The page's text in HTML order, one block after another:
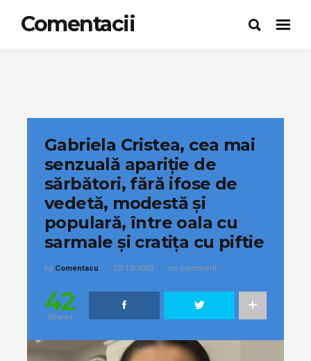
Comentacii
Gabriela Cristea, cea mai
senzuală apariție de
sărbători, fără ifose de
vedetă, modestă și
populară, între oala cu
sarmale și cratița cu piftie
by Comentacu 27/12/2023 no comment
42
Shares